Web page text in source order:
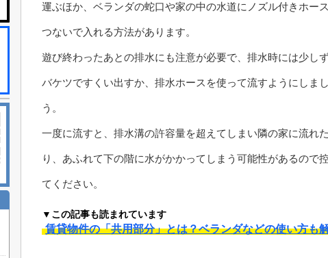
運ぶほか、ベランダの蛇口や家の中の水道にノズル付きホー
つないで入れる方法があります。
遊び終わったあとの排水にも注意が必要で、排水時には少し
バケツですくい出すか、排水ホースを使って流すようにしま
う。
一度に流すと、排水溝の許容量を超えてしまい隣の家に流れた
り、あふれて下の階に水がかかってしまう可能性があるので
てください。
▼この記事も読まれています
賃貸物件の「共用部分」とは？ベランダなどの使い方も